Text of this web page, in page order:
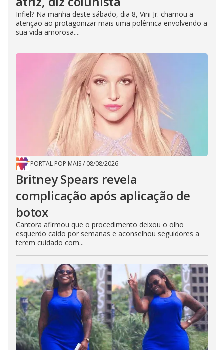
Infiel? Na manhã deste sábado, dia 8, Vini Jr. chamou a
atenção ao protagonizar mais uma polêmica envolvendo a
sua vida amorosa....
PORTAL POP MAIS/ 08/08/2026
Britney Spears revela
complicação após aplicação de
botox
Cantora afirmou que o procedimento deixou o olho
esquerdo caído por semanas e aconselhou seguidores a
terem cuidado com...